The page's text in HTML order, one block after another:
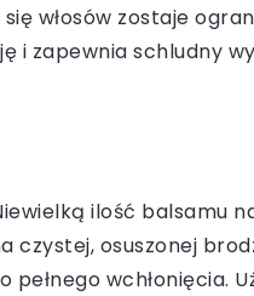
włosów zostaje
i zapewnia schludny
ilość balsamu
czystej, osuszonej
pełnego wchłonięcia.